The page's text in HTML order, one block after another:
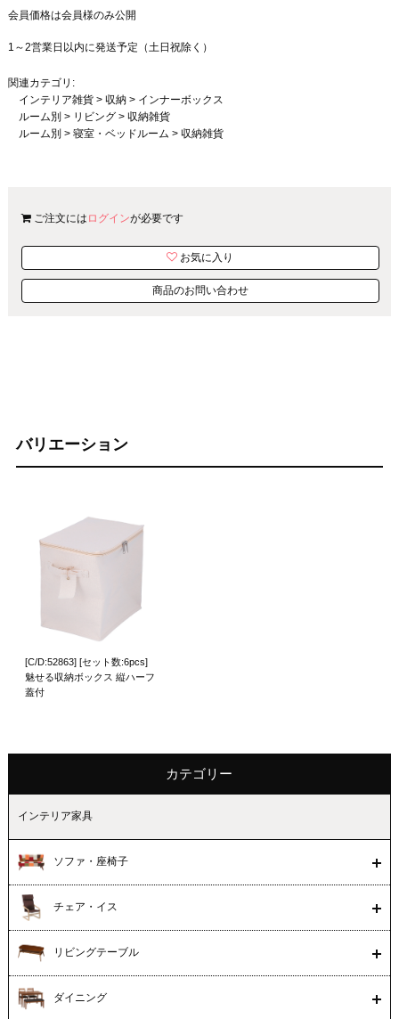
会員価格は会員様のみ公開
1～2営業日以内に発送予定（土日祝除く）
関連カテゴリ:
インテリア雑貨> 収納> インナーボックス
ルーム別 > リビング> 収納雑貨
ルーム別 > 寝室・ベッドルーム > 収納雑貨
ご注文には ログインが必要です
お気に入り
商品のお問い合わせ
バリエーション
[C/D:52863] [セット数:6pcs]
魅せる収納ボックス 縦ハーフ
蓋付
カテゴリー
インテリア家具
ソファ・座椅子
チェア・イス
リビングテーブル
ダイニング